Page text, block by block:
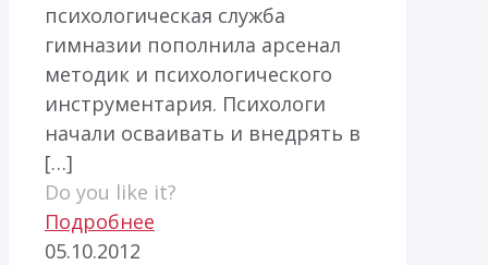
психологическая служба
гимназии пополнила арсенал
методик и психологического
инструментария. Психологи
начали осваивать и внедрять в
[…]
Do you like it?
Подробнее
05.10.2012